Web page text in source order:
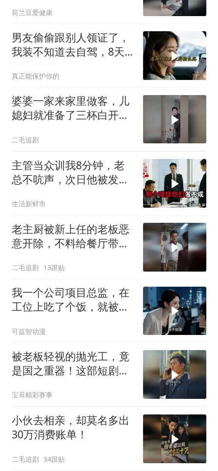
荷兰豆爱健康
男友偷偷跟别人领证了，
我装不知道去自驾，8天
了，你什么时候过来交住
院费？我回
真正能保护你的
婆婆一家来家里做客，儿
媳妇就准备了三杯白开
二毛追剧
主管当众训我8分钟，老
总不吭声，次日他被发配
生活新鲜市
老主厨被新上任的老板恶
意开除，不料给餐厅带来
二毛追剧 13跟贴
我一个公司项目总监，在
工位上吃了个饭，就被新
可益智动漫
被老板轻视的抛光工，竟
是国之重器！这部短剧燃
宝哥精彩赛事
小伙去相亲，却莫名多出
30万消费账单！
二毛追剧 34跟贴